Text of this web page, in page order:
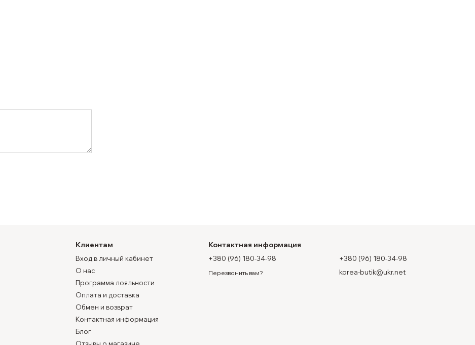
Клиентам
Вход в личный кабинет
О нас
Программа лояльности
Оплата и доставка
Обмен и возврат
Контактная информация
Блог
Контактная информация
+380 (96) 180-34-98
Перезвонить вам?
+380 (96) 180-34-98
korea-butik@ukr.net